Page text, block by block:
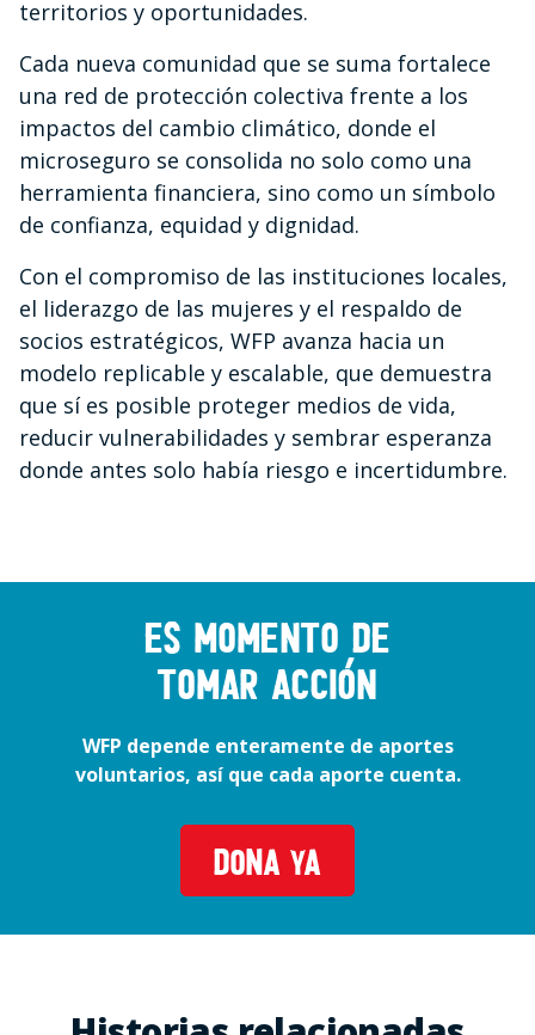
territorios y oportunidades.
Cada nueva comunidad que se suma fortalece
una red de protección colectiva frente a los
impactos del cambio climático, donde el
microseguro se consolida no solo como una
herramienta financiera, sino como un símbolo
de confianza, equidad y dignidad.
Con el compromiso de las instituciones locales,
el liderazgo de las mujeres y el respaldo de
socios estratégicos, WFP avanza hacia un
modelo replicable y escalable, que demuestra
que sí es posible proteger medios de vida,
reducir vulnerabilidades y sembrar esperanza
donde antes solo había riesgo e incertidumbre.
Es momento de
tomar acción
WFP depende enteramente de aportes
voluntarios, así que cada aporte cuenta.
DONA YA